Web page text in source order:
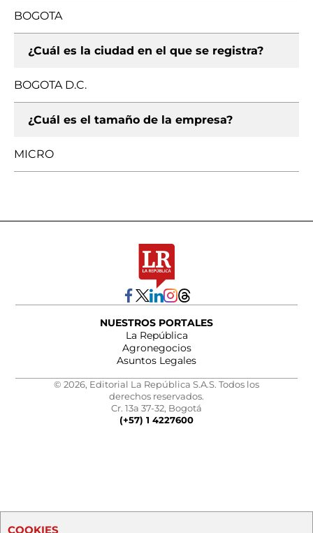
BOGOTA
¿Cuál es la ciudad en el que se registra?
BOGOTA D.C.
¿Cuál es el tamaño de la empresa?
MICRO
NUESTROS PORTALES
La República
Agronegocios
Asuntos Legales
© 2026, Editorial La República S.A.S. Todos los
derechos reservados.
Cr. 13a 37-32, Bogotá
(+57) 1 4227600
COOKIES